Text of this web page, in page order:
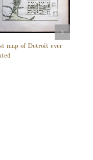
map of Detroit ever